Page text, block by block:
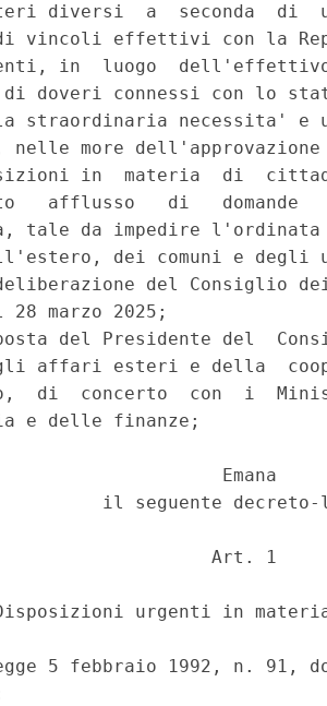
diversi  a  seconda  di
vincoli effettivi con la
in  luogo
di doveri connessi con lo
straordinaria necessita' e
nelle more
in  materia  di
afflusso   di   domande
tale da impedire
dei comuni e
del Consiglio
marzo 2025;
del Presidente del
affari esteri e della
di  concerto  con  i
e delle finanze;
Emana
il seguente
Art. 1
urgenti in
5 febbraio 1992, n. 91,